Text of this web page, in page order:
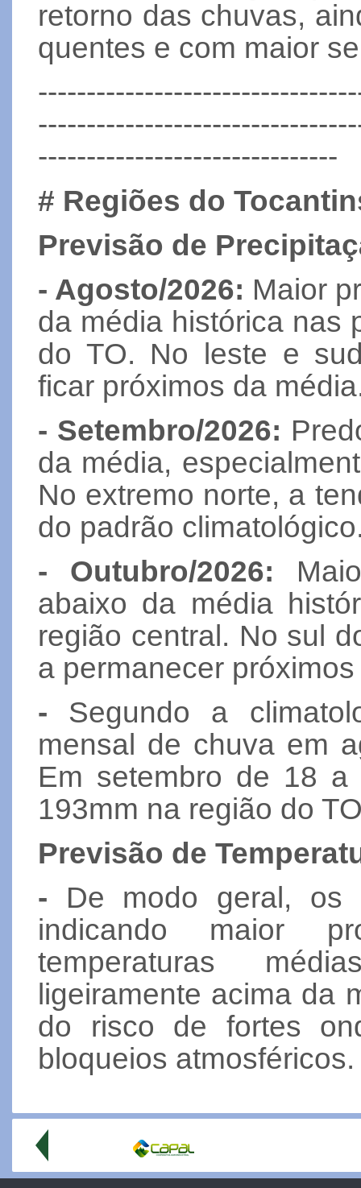
retorno das chuvas,
quentes e com maior
-------------------------------
# Regiões do
Previsão de
- Agosto/2026: Maior
da média histórica nas
do TO. No leste e
ficar próximos da
- Setembro/2026:
da média,
No extremo norte, a
do padrão
- Outubro/2026:
abaixo da média
região central. No sul
a permanecer
- Segundo a
mensal de chuva em
Em setembro de 18
193mm na região do
Previsão de
- De modo geral, os
indicando maior
temperaturas
ligeiramente acima da
do risco de fortes
bloqueios atmosféricos.